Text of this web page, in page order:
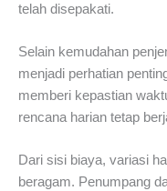
telah disepakati.
Selain kemudahan
menjadi perhatian
memberi kepastian
rencana harian tetap
Dari sisi biaya, variasi
beragam. Penumpang